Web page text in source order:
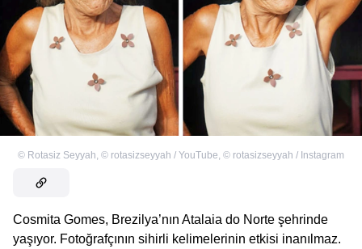
© Rotasiz Seyyah, © rotasizseyyah / YouTube, © rotasizseyyah / Instagram
Cosmita Gomes, Brezilya’nın Atalaia do Norte şehrinde
yaşıyor. Fotoğrafçının sihirli kelimelerinin etkisi inanılmaz.